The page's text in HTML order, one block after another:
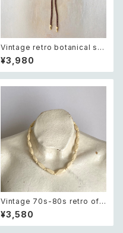
Vintage retro botanical sai
ling ship intaglio loop tie
レトロ ヴィンテージ アクセサリ
ー 帆船 デザイン 裏彫り ループ
¥3,980
Vintage 70s-80s retro off
white beads necklace レト
ロ ヴィンテージ アクセサリー オ
フホワイト ビーズ ネックレス
¥3,580